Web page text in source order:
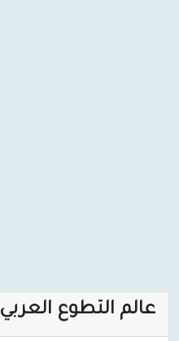
عالم التطوع العربي